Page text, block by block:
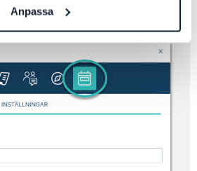
Anpassa